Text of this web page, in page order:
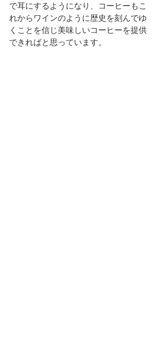
で耳にするようになり、コーヒーもこ
れからワインのように歴史を刻んでゆ
くことを信じ美味しいコーヒーを提供
できればと思っています。